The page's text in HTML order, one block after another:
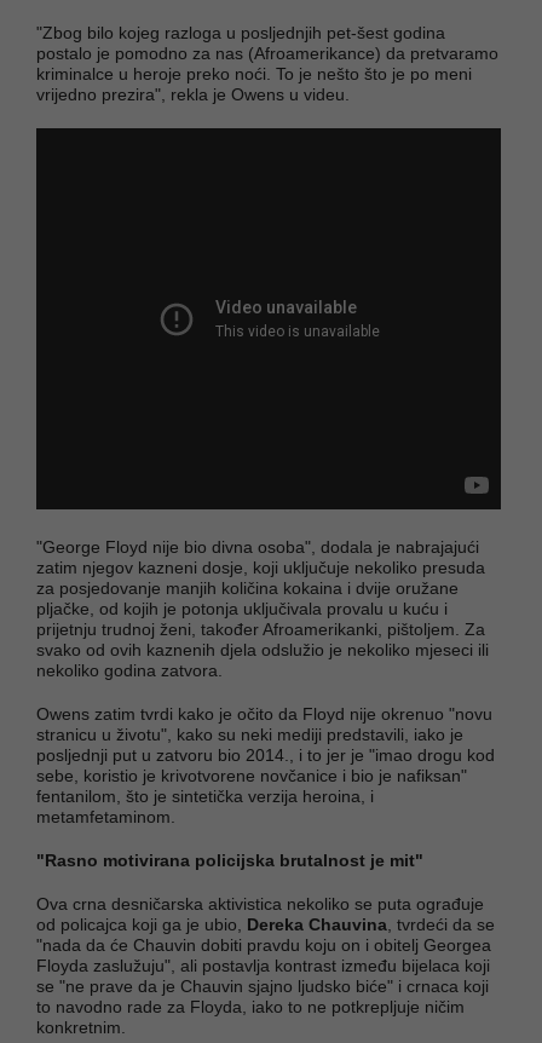
"Zbog bilo kojeg razloga u posljednjih pet-šest godina
postalo je pomodno za nas (Afroamerikance) da pretvaramo
kriminalce u heroje preko noći. To je nešto što je po meni
vrijedno prezira", rekla je Owens u videu.
"George Floyd nije bio divna osoba", dodala je nabrajajući
zatim njegov kazneni dosje, koji uključuje nekoliko presuda
za posjedovanje manjih količina kokaina i dvije oružane
pljačke, od kojih je potonja uključivala provalu u kuću i
prijetnju trudnoj ženi, također Afroamerikanki, pištoljem. Za
svako od ovih kaznenih djela odslužio je nekoliko mjeseci ili
nekoliko godina zatvora.
Owens zatim tvrdi kako je očito da Floyd nije okrenuo "novu
stranicu u životu", kako su neki mediji predstavili, iako je
posljednji put u zatvoru bio 2014., i to jer je "imao drogu kod
sebe, koristio je krivotvorene novčanice i bio je nafiksan"
fentanilom, što je sintetička verzija heroina, i
metamfetaminom.
"Rasno motivirana policijska brutalnost je mit"
Ova crna desničarska aktivistica nekoliko se puta ograđuje
od policajca koji ga je ubio, Dereka Chauvina , tvrdeći da se
"nada da će Chauvin dobiti pravdu koju on i obitelj Georgea
Floyda zaslužuju", ali postavlja kontrast između bijelaca koji
se "ne prave da je Chauvin sjajno ljudsko biće" i crnaca koji
to navodno rade za Floyda, iako to ne potkrepljuje ničim
konkretnim.